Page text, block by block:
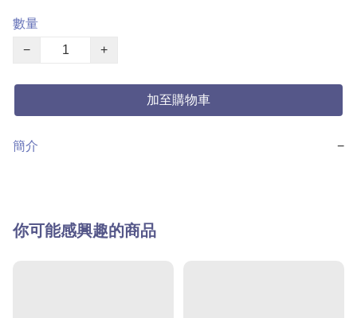
數量
−
+
加至購物車
簡介 −
你可能感興趣的商品